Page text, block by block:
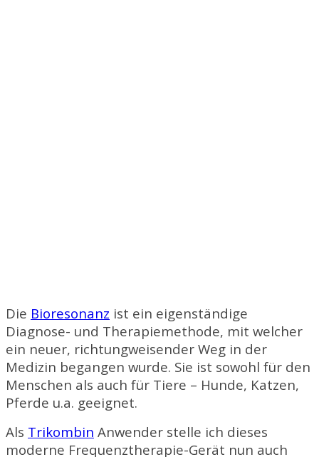
Die Bioresonanz ist ein eigenständige
Diagnose- und Therapiemethode, mit welcher
ein neuer, richtungweisender Weg in der
Medizin begangen wurde. Sie ist sowohl für den
Menschen als auch für Tiere – Hunde, Katzen,
Pferde u.a. geeignet.
Als Trikombin Anwender stelle ich dieses
moderne Frequenztherapie-Gerät nun auch